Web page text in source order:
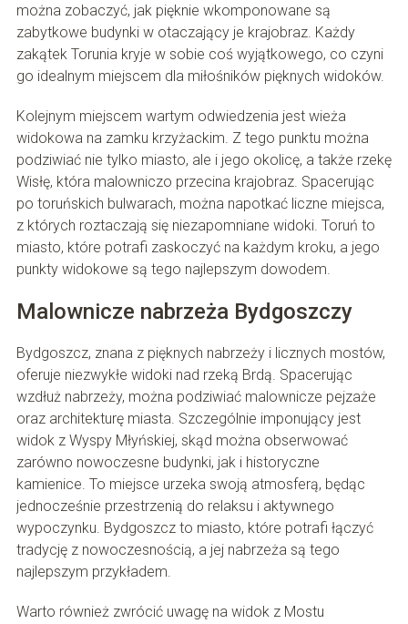
można zobaczyć, jak pięknie wkomponowane są
zabytkowe budynki w otaczający je krajobraz. Każdy
zakątek Torunia kryje w sobie coś wyjątkowego, co czyni
go idealnym miejscem dla miłośników pięknych widoków.
Kolejnym miejscem wartym odwiedzenia jest wieża
widokowa na zamku krzyżackim. Z tego punktu można
podziwiać nie tylko miasto, ale i jego okolicę, a także rzekę
Wisłę, która malowniczo przecina krajobraz. Spacerując
po toruńskich bulwarach, można napotkać liczne miejsca,
z których roztaczają się niezapomniane widoki. Toruń to
miasto, które potrafi zaskoczyć na każdym kroku, a jego
punkty widokowe są tego najlepszym dowodem.
Malownicze nabrzeża Bydgoszczy
Bydgoszcz, znana z pięknych nabrzeży i licznych mostów,
oferuje niezwykłe widoki nad rzeką Brdą. Spacerując
wzdłuż nabrzeży, można podziwiać malownicze pejzaże
oraz architekturę miasta. Szczególnie imponujący jest
widok z Wyspy Młyńskiej, skąd można obserwować
zarówno nowoczesne budynki, jak i historyczne
kamienice. To miejsce urzeka swoją atmosferą, będąc
jednocześnie przestrzenią do relaksu i aktywnego
wypoczynku. Bydgoszcz to miasto, które potrafi łączyć
tradycję z nowoczesnością, a jej nabrzeża są tego
najlepszym przykładem.
Warto również zwrócić uwagę na widok z Mostu